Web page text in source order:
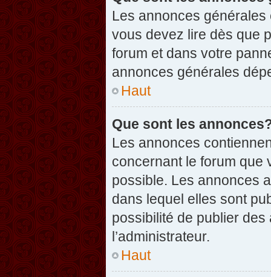
Les annonces
vous devez lire dès que
forum et dans votre
annonces générales
Haut
Que sont les
Les annonces
concernant le forum que
possible. Les annonces
dans lequel elles sont
possibilité de publier
l’administrateur.
Haut